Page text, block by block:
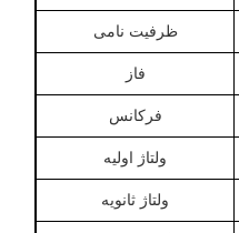
ظرفیت نامی
فاز
فرکانس
ولتاژ اولیه
ولتاژ ثانویه